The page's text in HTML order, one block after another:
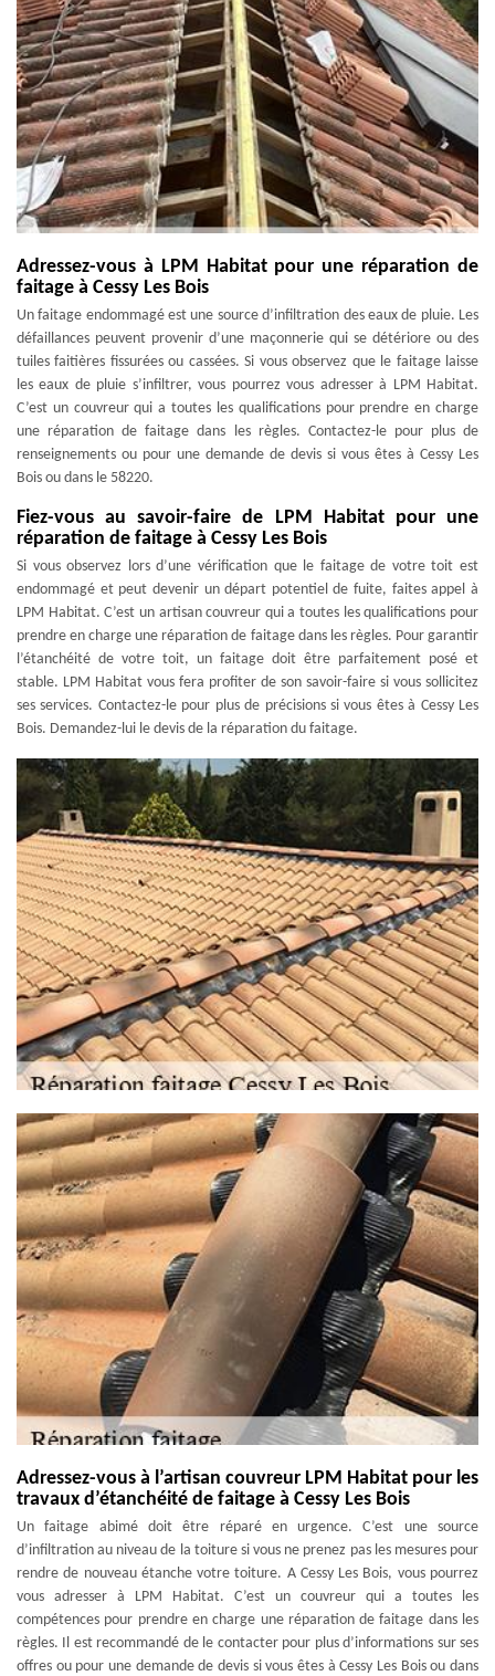
Adressez-vous à LPM Habitat pour une réparation de
faitage à Cessy Les Bois
Un faitage endommagé est une source d’infiltration des eaux de pluie. Les
défaillances peuvent provenir d’une maçonnerie qui se détériore ou des
tuiles faitières fissurées ou cassées. Si vous observez que le faitage laisse
les eaux de pluie s’infiltrer, vous pourrez vous adresser à LPM Habitat.
C’est un couvreur qui a toutes les qualifications pour prendre en charge
une réparation de faitage dans les règles. Contactez-le pour plus de
renseignements ou pour une demande de devis si vous êtes à Cessy Les
Bois ou dans le 58220.
Fiez-vous au savoir-faire de LPM Habitat pour une
réparation de faitage à Cessy Les Bois
Si vous observez lors d’une vérification que le faitage de votre toit est
endommagé et peut devenir un départ potentiel de fuite, faites appel à
LPM Habitat. C’est un artisan couvreur qui a toutes les qualifications pour
prendre en charge une réparation de faitage dans les règles. Pour garantir
l’étanchéité de votre toit, un faitage doit être parfaitement posé et
stable. LPM Habitat vous fera profiter de son savoir-faire si vous sollicitez
ses services. Contactez-le pour plus de précisions si vous êtes à Cessy Les
Bois. Demandez-lui le devis de la réparation du faitage.
Adressez-vous à l’artisan couvreur LPM Habitat pour les
travaux d’étanchéité de faitage à Cessy Les Bois
Un faitage abimé doit être réparé en urgence. C’est une source
d’infiltration au niveau de la toiture si vous ne prenez pas les mesures pour
rendre de nouveau étanche votre toiture. A Cessy Les Bois, vous pourrez
vous adresser à LPM Habitat. C’est un couvreur qui a toutes les
compétences pour prendre en charge une réparation de faitage dans les
règles. Il est recommandé de le contacter pour plus d’informations sur ses
offres ou pour une demande de devis si vous êtes à Cessy Les Bois ou dans